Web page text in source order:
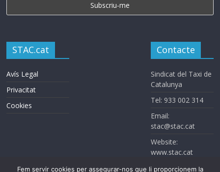
STAC.cat
Avís Legal
Privacitat
Cookies
Contacte
Sindicat del Taxi de
Catalunya
Tel: 933 002 314
Email:
stac@stac.cat
Website:
www.stac.cat
Fem servir cookies per assegurar-nos que li proporcionem la